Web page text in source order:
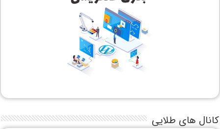
کانال های طلایی